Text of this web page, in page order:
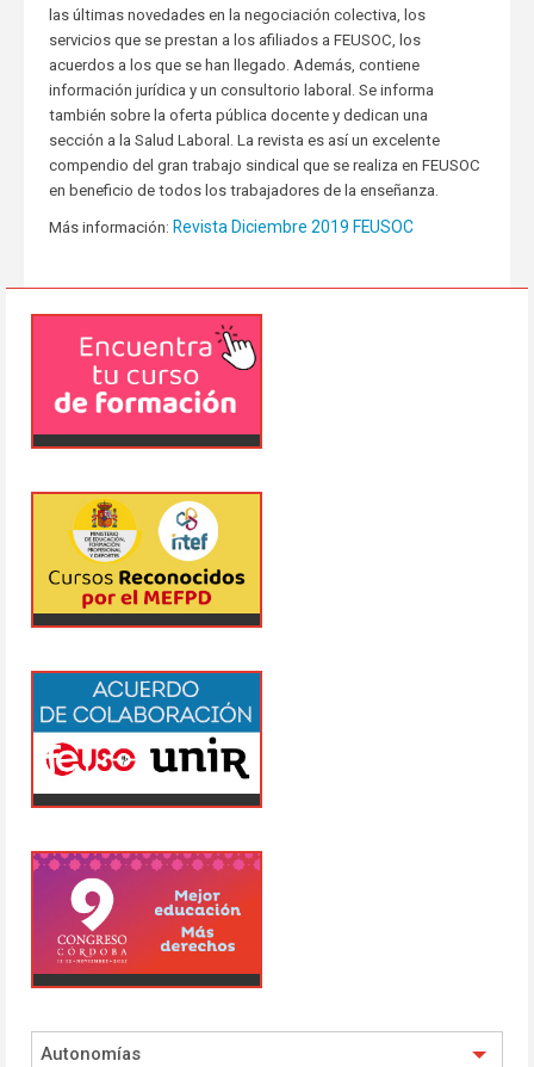
las últimas novedades en la negociación colectiva, los
servicios que se prestan a los afiliados a FEUSOC, los
acuerdos a los que se han llegado. Además, contiene
información jurídica y un consultorio laboral. Se informa
también sobre la oferta pública docente y dedican una
sección a la Salud Laboral. La revista es así un excelente
compendio del gran trabajo sindical que se realiza en FEUSOC
en beneficio de todos los trabajadores de la enseñanza.
Más información: Revista Diciembre 2019 FEUSOC
Autonomías